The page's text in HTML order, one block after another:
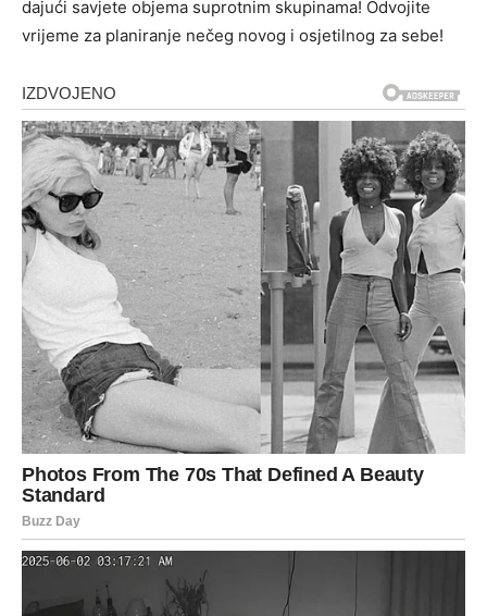
dajući savjete objema suprotnim skupinama! Odvojite
vrijeme za planiranje nečeg novog i osjetilnog za sebe!